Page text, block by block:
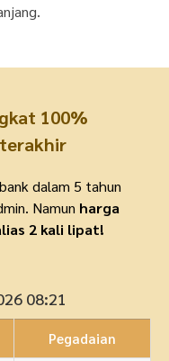
100%
dalam 5 tahun
Namun harga
2 kali lipat!
08:21
Pegadaian